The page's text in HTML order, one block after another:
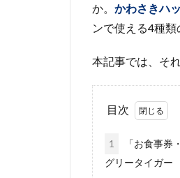
か。 かわさきハ
ンで使える4種
本記事では、そ
目次
1
「お食事券
グリータイガー